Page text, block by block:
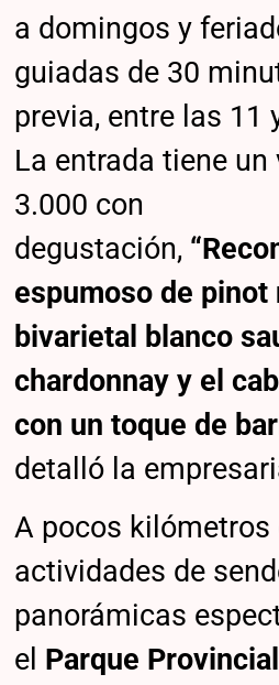
a domingos y
guiadas de 30
previa, entre las 11
La entrada tiene un
3.000 con
degustación,
espumoso de pinot
bivarietal blanco
chardonnay y el
con un toque de
detalló la
A pocos kilómetros
actividades de
panorámicas
el Parque